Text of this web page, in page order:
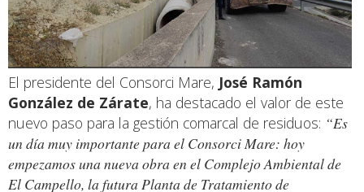
El presidente del Consorci Mare, José Ramón
González de Zárate, ha destacado el valor de este
nuevo paso para la gestión comarcal de residuos: “Es
un día muy importante para el Consorci Mare: hoy
empezamos una nueva obra en el Complejo Ambiental de
El Campello, la futura Planta de Tratamiento de